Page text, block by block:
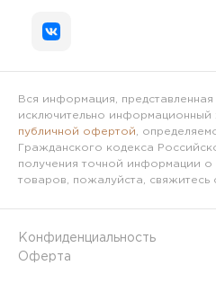
Вся информация,
исключительно информационный
публичной офертой ,
Гражданского кодекса
получения точной информации о
товаров, пожалуйста,
Конфиденциальность
Оферта